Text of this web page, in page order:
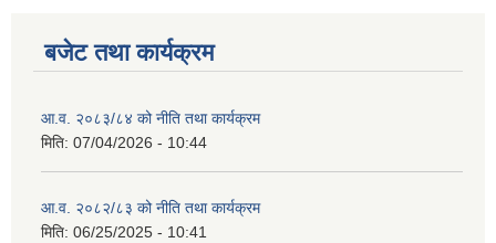
बजेट तथा कार्यक्रम
आ.व. २०८३/८४ को नीति तथा कार्यक्रम
मिति: 07/04/2026 - 10:44
आ.व. २०८२/८३ को नीति तथा कार्यक्रम
मिति: 06/25/2025 - 10:41